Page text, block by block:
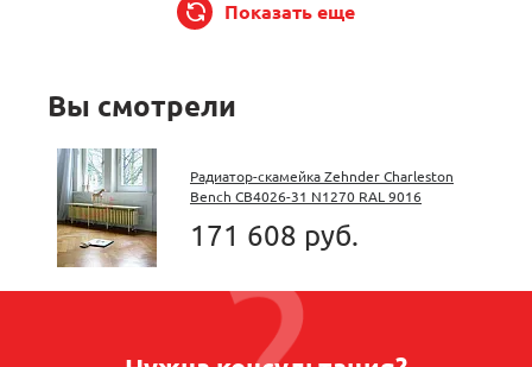
Показать еще
Вы смотрели
Радиатор-скамейка Zehnder Charleston
Bench CB4026-31 N1270 RAL 9016
171 608 руб.